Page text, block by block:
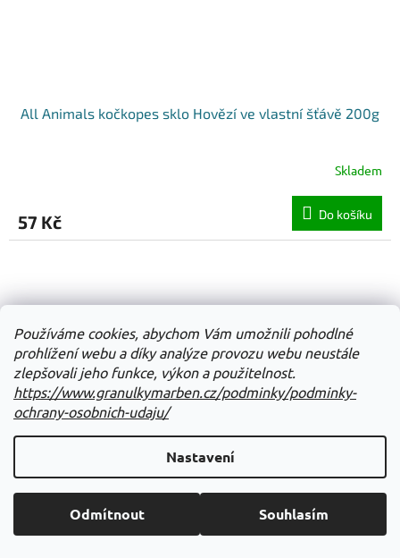
Používáme cookies, abychom Vám umožnili pohodlné
prohlížení webu a díky analýze provozu webu neustále
zlepšovali jeho funkce, výkon a použitelnost.
https://www.granulkymarben.cz/podminky/podminky-
ochrany-osobnich-udaju/
Nastavení
Odmítnout Souhlasím
All Animals kočkopes sklo Hovězí ve vlastní šťávě 200g
Skladem
57 Kč Do košíku